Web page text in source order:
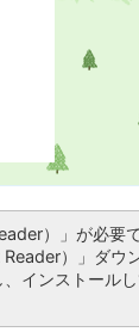
）」が必要
）」ダウ
インストールし